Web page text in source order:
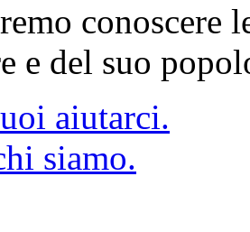
conoscere
e del suo
aiutarci.
siamo.